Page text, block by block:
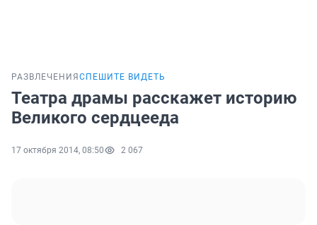
РАЗВЛЕЧЕНИЯ СПЕШИТЕ ВИДЕТЬ
Театра драмы расскажет историю
Великого сердцееда
17 октября 2014, 08:50 2 067